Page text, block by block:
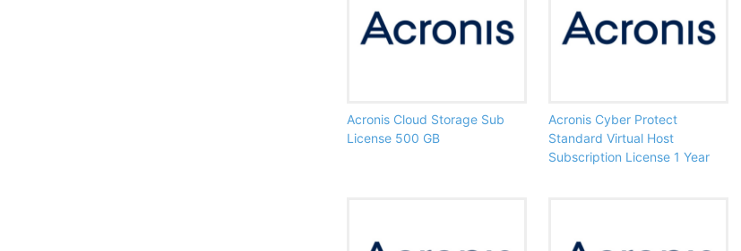
Acronis Cloud Storage Sub
License 500 GB
Acronis Cyber Protect
Standard Virtual Host
Subscription License 1 Year